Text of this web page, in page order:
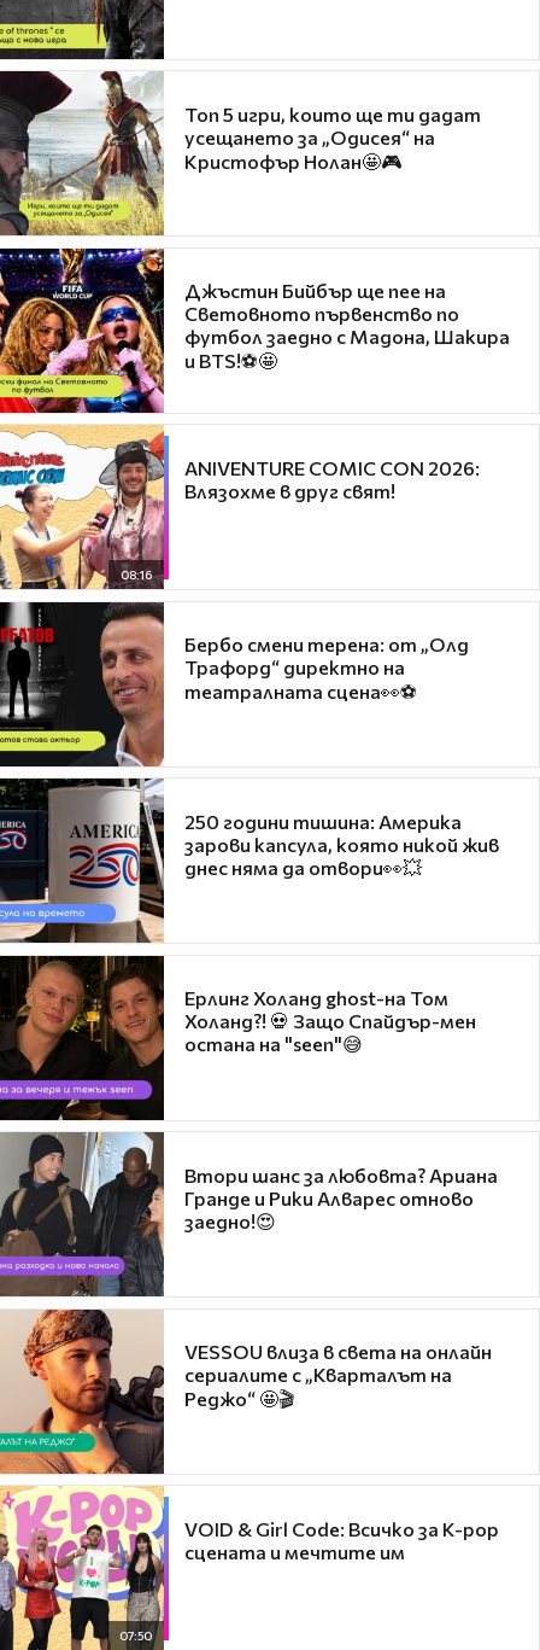
Топ 5 игри, които ще ти дадат
усещането за „Одисея“ на
Кристофър Нолан🤩🎮
Джъстин Бийбър ще пее на
Световното първенство по
футбол заедно с Мадона, Шакира
и BTS!⚽🤩
08:16
ANIVENTURE COMIC CON 2026:
Влязохме в друг свят!
Бербо смени терена: от „Олд
Трафорд“ директно на
театралната сцена👀⚽
250 години тишина: Америка
зарови капсула, която никой жив
днес няма да отвори👀💥
Ерлинг Холанд ghost-на Том
Холанд?! 💀 Защо Спайдър-мен
остана на "seen"😅
Втори шанс за любовта? Ариана
Гранде и Рики Алварес отново
заедно!😍
VESSOU влиза в света на онлайн
сериалите с „Кварталът на
Реджо“ 🤩🎬
07:50
VOID & Girl Code: Всичко за K-pop
сцената и мечтите им